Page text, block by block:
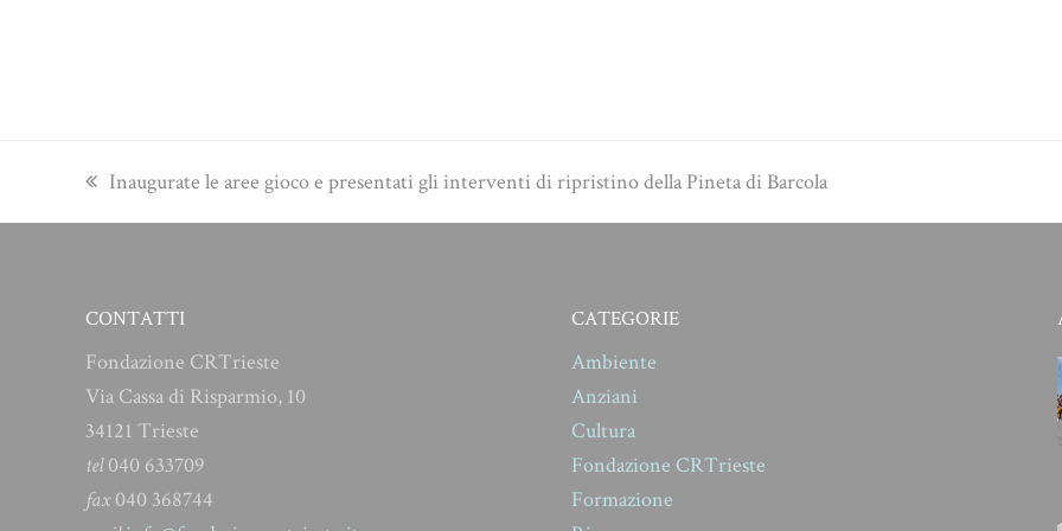
previous
Inaugurate le aree gioco e presentati gli interventi di ripristino della Pineta di Barcola
CONTATTI
Fondazione CRTrieste
Via Cassa di Risparmio, 10
34121 Trieste
tel040 633709
fax040 368744
CATEGORIE
Ambiente
Anziani
Cultura
Fondazione CRTrieste
Formazione